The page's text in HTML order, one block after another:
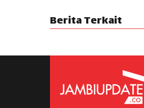
Berita Terkait